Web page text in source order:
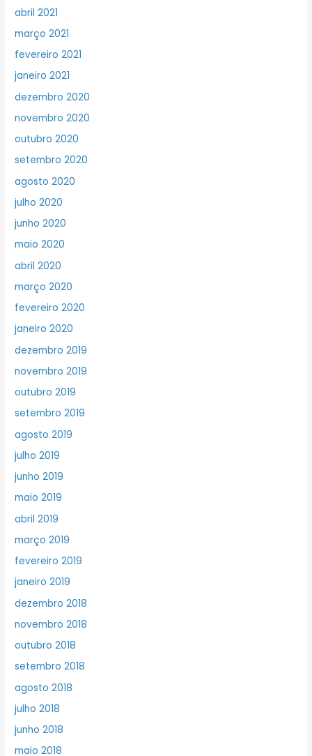
abril 2021
março 2021
fevereiro 2021
janeiro 2021
dezembro 2020
novembro 2020
outubro 2020
setembro 2020
agosto 2020
julho 2020
junho 2020
maio 2020
abril 2020
março 2020
fevereiro 2020
janeiro 2020
dezembro 2019
novembro 2019
outubro 2019
setembro 2019
agosto 2019
julho 2019
junho 2019
maio 2019
abril 2019
março 2019
fevereiro 2019
janeiro 2019
dezembro 2018
novembro 2018
outubro 2018
setembro 2018
agosto 2018
julho 2018
junho 2018
maio 2018